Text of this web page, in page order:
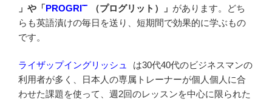
」や「PROGRIT （プログリット）」 があります。どち
らも英語漬けの毎日を送り、短期間で効果的に学ぶもの
です。
ライザップイングリッシュ
は30代40代のビジネスマンの
利用者が多く、日本人の専属トレーナーが個人個人に合
わせた課題を使って、週2回のレッスンを中心に限られた